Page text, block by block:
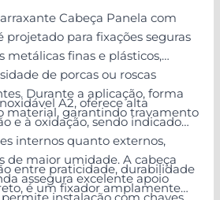
Cabeça Panela com
projetado para fixações seguras
metálicas finas e plásticos,
de porcas ou roscas
Durante a aplicação, forma
material, garantindo travamento
A2, oferece alta
e à oxidação, sendo indicado
internos quanto externos,
de maior umidade. A cabeça
assegura excelente apoio
entre praticidade, durabilidade
é um fixador amplamente